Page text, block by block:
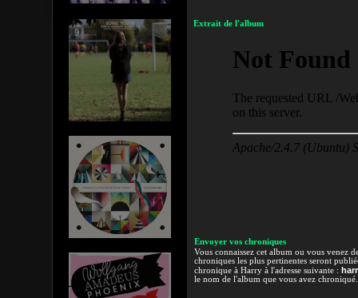
Extrait de l'album
Envoyer vos chroniques
Vous connaissez cet album ou vous venez
chroniques les plus pertinentes seront
chronique à Harry à l'adresse suivante :
le nom de l'album que vous avez